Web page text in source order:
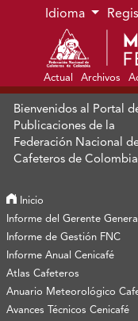
Ir al menú de
Ir al contenido
Ir al pie de página del
Idioma
Actual Archivos
Bienvenidos al Portal
Publicaciones de la
Federación Nacional
Cafeteros de
Inicio
Informe del Gerente
Informe de Gestión FNC
Informe Anual Cenicafé
Atlas Cafeteros
Anuario Meteorológico
Avances Técnicos Cenicafé